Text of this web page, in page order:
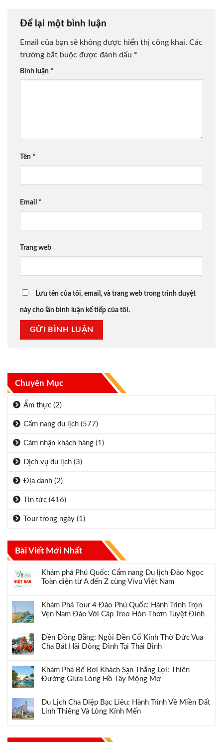
Chuyên Mục
Ẩm thực (2)
Cẩm nang du lịch (577)
Cảm nhận khách hàng (1)
Dịch vụ du lịch (3)
Địa danh (2)
Tin tức (416)
Tour trong ngày (1)
Bài Viết Mới Nhất
Khám phá Phú Quốc: Cẩm nang Du lịch Đảo Ngọc
Toàn diện từ A đến Z cùng Vivu Việt Nam
Khám Phá Tour 4 Đảo Phú Quốc: Hành Trình Trọn
Vẹn Nam Đảo Với Cáp Treo Hòn Thơm Tuyệt Đỉnh
Đền Đồng Bằng: Ngôi Đền Cổ Kính Thờ Đức Vua
Cha Bát Hải Đông Đình Tại Thái Bình
Khám Phá Bể Bơi Khách Sạn Thắng Lợi: Thiên
Đường Giữa Lòng Hồ Tây Mộng Mơ
Du Lịch Cha Diệp Bạc Liêu: Hành Trình Về Miền Đất
Linh Thiêng Và Lòng Kính Mến
Để lại một bình luận
Email của bạn sẽ không được hiển thị công khai. Các
trường bắt buộc được đánh dấu *
Bình luận *
Tên *
Email *
Trang web
Lưu tên của tôi, email, và trang web trong trình duyệt
này cho lần bình luận kế tiếp của tôi.